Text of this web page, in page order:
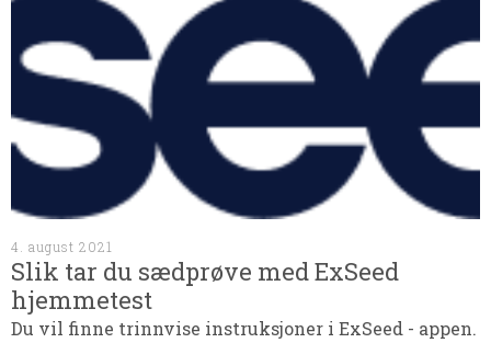
4. august 2021
Slik tar du sædprøve med ExSeed
hjemmetest
Du vil finne trinnvise instruksjoner i ExSeed - appen.